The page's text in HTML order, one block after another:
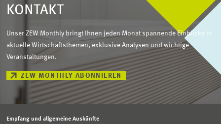
KONTAKT
Unser ZEW Monthly bringt Ihnen jeden Monat spannende Einblicke in
aktuelle Wirtschaftsthemen, exklusive Analysen und wichtige
Veranstaltungen.
ZEW MONTHLY ABONNIEREN
Empfang und allgemeine Auskünfte